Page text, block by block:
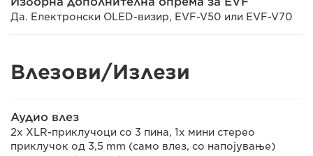
Да. Електронски OLED-визир, EVF-V50 или EVF-V70
Влезови/Излези
Аудио влез
2x XLR-приклучоци со 3 пина, 1x мини стерео
приклучок од 3,5 mm (само влез, со напојување)